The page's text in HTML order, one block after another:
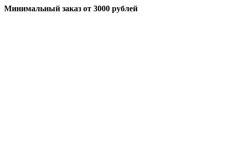
Минимальный заказ от 3000 рублей